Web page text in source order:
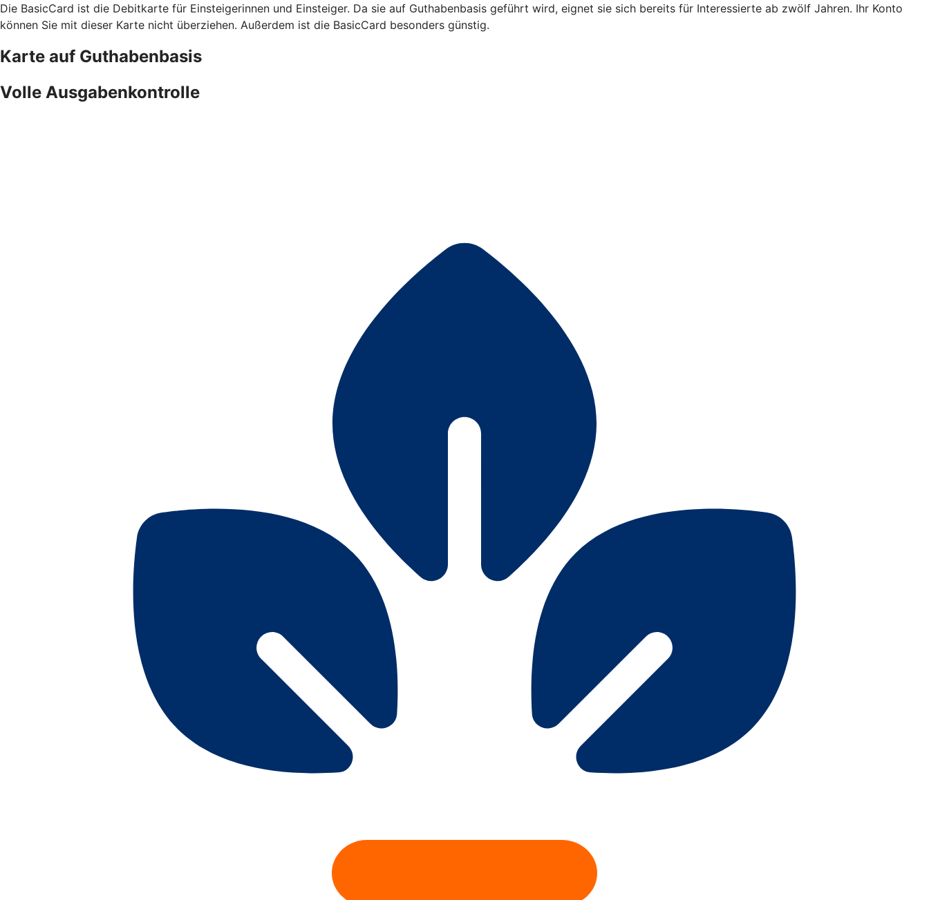
Die BasicCard ist die Debitkarte für Einsteigerinnen und Einsteiger. Da sie auf Guthabenbasis geführt wird, eignet sie sich bereits für Interessierte ab zwölf Jahren. Ihr Konto
können Sie mit dieser Karte nicht überziehen. Außerdem ist die BasicCard besonders günstig.
Karte auf Guthabenbasis
Volle Ausgabenkontrolle